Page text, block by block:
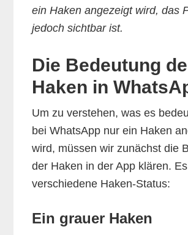
ein Haken angezeigt wird, das
jedoch sichtbar ist.
Die Bedeutung
Haken in
Um zu verstehen, was es
bei WhatsApp nur ein Haken
wird, müssen wir zunächst die
der Haken in der App klären.
verschiedene Haken-Status:
Ein grauer Haken